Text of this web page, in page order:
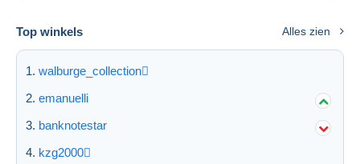
Top winkels Alles zien
walburge_collection
emanuelli
banknotestar
kzg2000